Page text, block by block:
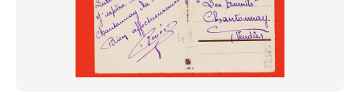
Toutes les durées